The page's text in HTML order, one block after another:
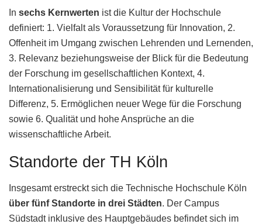
In sechs Kernwerten ist die Kultur der Hochschule
definiert: 1. Vielfalt als Voraussetzung für Innovation, 2.
Offenheit im Umgang zwischen Lehrenden und Lernenden,
3. Relevanz beziehungsweise der Blick für die Bedeutung
der Forschung im gesellschaftlichen Kontext, 4.
Internationalisierung und Sensibilität für kulturelle
Differenz, 5. Ermöglichen neuer Wege für die Forschung
sowie 6. Qualität und hohe Ansprüche an die
wissenschaftliche Arbeit.
Standorte der TH Köln
Insgesamt erstreckt sich die Technische Hochschule Köln
über fünf Standorte in drei Städten. Der Campus
Südstadt inklusive des Hauptgebäudes befindet sich im